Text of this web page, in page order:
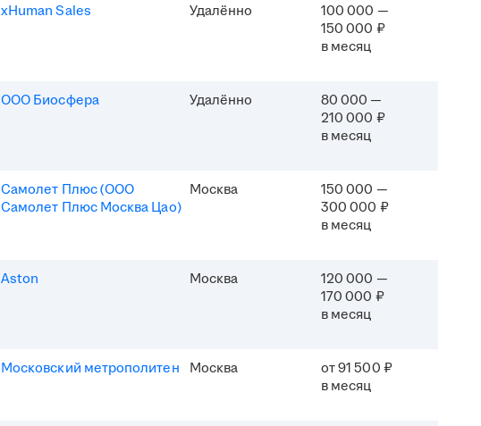
xHuman Sales Удалённо
100 000 —
150 000 ₽
в месяц
ООО Биосфера Удалённо
80 000 —
210 000 ₽
в месяц
Самолет Плюс (ООО
Самолет Плюс Москва Цао)
Москва
150 000 —
300 000 ₽
в месяц
Aston Москва
120 000 —
170 000 ₽
в месяц
Московский метрополитен Москва
от 91 500 ₽
в месяц